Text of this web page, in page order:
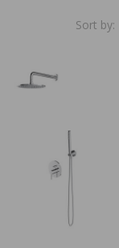
Sort by: